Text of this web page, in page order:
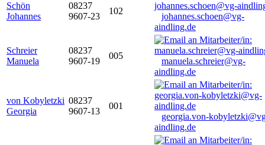
Schön
Johannes
08237
9607-23
102
johannes.schoen@vg-
aindling.de
Schreier
Manuela
08237
9607-19
005
manuela.schreier@vg-
aindling.de
von Kobyletzki
Georgia
08237
9607-13
001
georgia.von-
aindling.de